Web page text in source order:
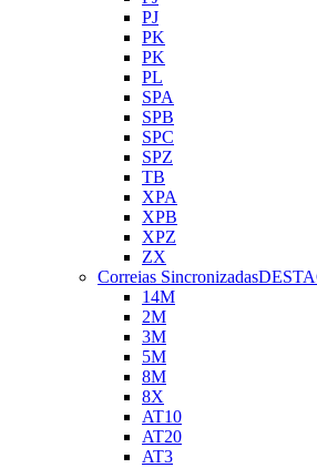
PJ
PK
PK
PL
SPA
SPB
SPC
SPZ
TB
XPA
XPB
XPZ
ZX
Correias Sincronizadas
14M
2M
3M
5M
8M
8X
AT10
AT20
AT3